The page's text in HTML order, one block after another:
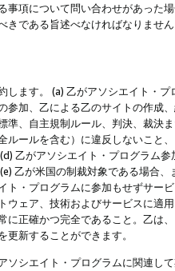
事項について問い合わせがあった
きである旨述べなければなりませ
します。 (a) 乙がアソシエイト・
参加、乙による乙のサイトの作成
準、自主規制ルール、判決、裁決
ルールを含む）に違反しないこと
乙がアソシエイト・プログラム
乙が米国の制裁対象である場合
ト・プログラムに参加もせずサー
ウェア、技術およびサービスに適
に正確かつ完全であること。乙は
新することができます。
ソシエイト・プログラムに関連し